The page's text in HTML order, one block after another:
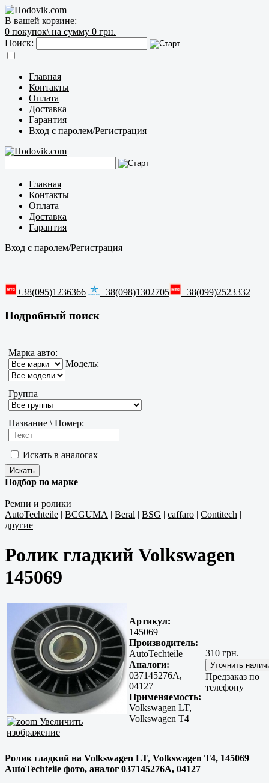
В вашей корзине:
0 покупок\ на сумму 0 грн.
Поиск:
Главная
Контакты
Оплата
Доставка
Гарантия
Вход с паролем/Регистрация
Главная
Контакты
Оплата
Доставка
Гарантия
Вход с паролем/Регистрация
+38(095)1236366 +38(098)1302705 +38(099)2523332
Подробный поиск
Марка авто:
Модель:
Группа
Название \ Номер:
Искать в аналогах
Подбор по марке
Ремни и ролики
AutoTechteile | BCGUMA | Beral | BSG | caffaro | Contitech |
другие
Ролик гладкий Volkswagen
145069
Увеличить
изображение
Артикул:
145069
Производитель:
AutoTechteile
Аналоги:
037145276A,
04127
Применяемость:
Volkswagen LT,
Volkswagen T4
310 грн.
Предзаказ по
телефону
Ролик гладкий на Volkswagen LT, Volkswagen T4, 145069
AutoTechteile фото, аналог 037145276A, 04127